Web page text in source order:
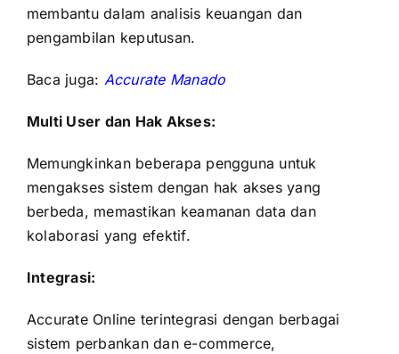
membantu dalam analisis keuangan dan
pengambilan keputusan.
Baca juga: Accurate Manado
Multi User dan Hak Akses:
Memungkinkan beberapa pengguna untuk
mengakses sistem dengan hak akses yang
berbeda, memastikan keamanan data dan
kolaborasi yang efektif.
Integrasi:
Accurate Online terintegrasi dengan berbagai
sistem perbankan dan e-commerce,